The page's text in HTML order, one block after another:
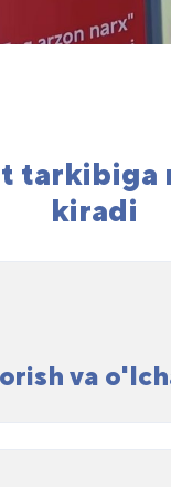
tarkibiga
kiradi
va